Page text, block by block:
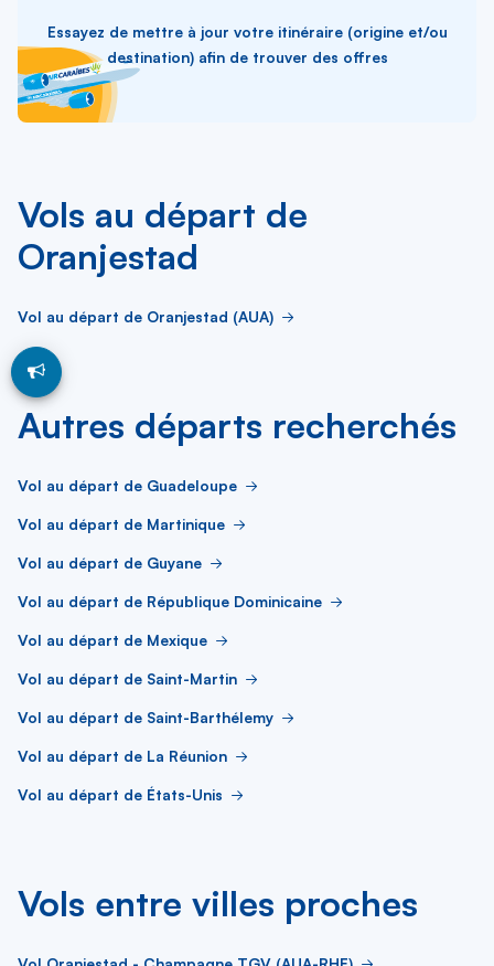
Essayez de mettre à jour votre itinéraire (origine et/ou
destination) afin de trouver des offres
Vols au départ de
Oranjestad
Vol au départ de Oranjestad (AUA)
Autres départs recherchés
Vol au départ de Guadeloupe
Vol au départ de Martinique
Vol au départ de Guyane
Vol au départ de République Dominicaine
Vol au départ de Mexique
Vol au départ de Saint-Martin
Vol au départ de Saint-Barthélemy
Vol au départ de La Réunion
Vol au départ de États-Unis
Vols entre villes proches